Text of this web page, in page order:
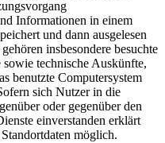
Informationen in einem
und dann ausgelesen
insbesondere besuchte
technische Auskünfte,
benutzte Computersystem
sich Nutzer in die
oder gegenüber den
einverstanden erklärt
möglich.